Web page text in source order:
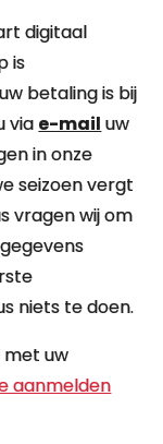
digitaal
is
betaling is bij
via e-mail uw
in onze
seizoen vergt
vragen wij om
niets te doen.
uw
aanmelden